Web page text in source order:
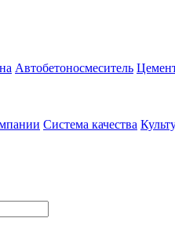
Автобетоносмеситель
Система качества